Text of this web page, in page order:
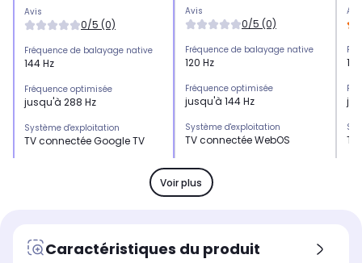
Avis
0/5 (0)
Fréquence de balayage native
144 Hz
Fréquence optimisée
jusqu'à 288 Hz
Système d'exploitation
TV connectée Google TV
USB
x1
Avis
0/5 (0)
Fréquence de balayage native
120 Hz
Fréquence optimisée
jusqu'à 144 Hz
Système d'exploitation
TV connectée WebOS
HDMI 2.1
-
USB
-
Voir plus
Caractéristiques du produit